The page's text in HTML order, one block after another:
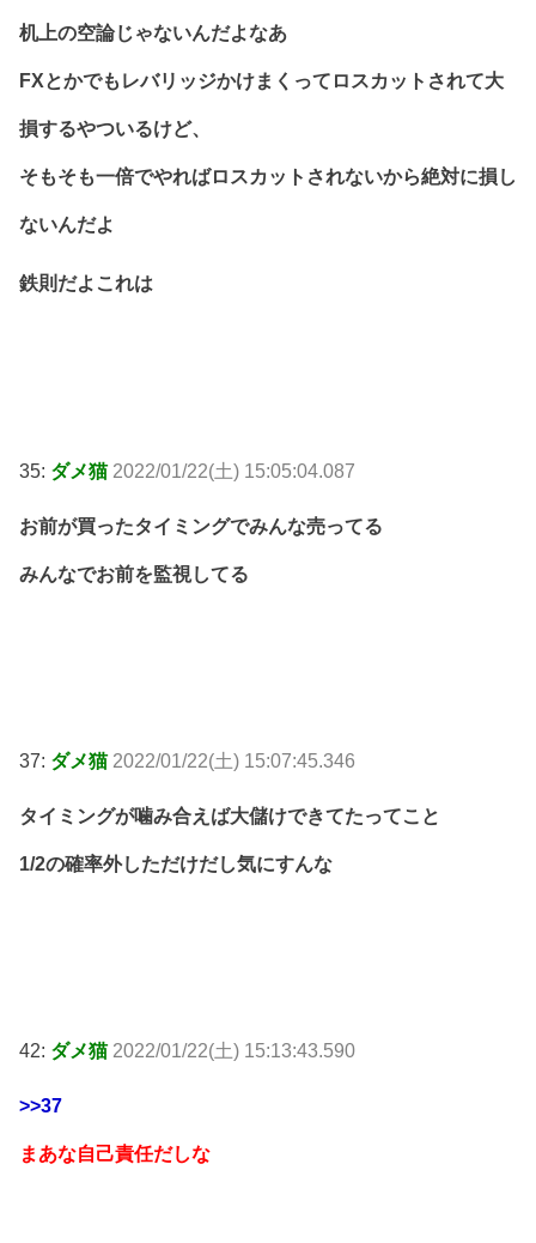
机上の空論じゃないんだよなあ
FXとかでもレバリッジかけまくってロスカットされて大
損するやついるけど、
そもそも一倍でやればロスカットされないから絶対に損し
ないんだよ
鉄則だよこれは
35: ダメ猫 2022/01/22(土) 15:05:04.087
お前が買ったタイミングでみんな売ってる
みんなでお前を監視してる
37: ダメ猫 2022/01/22(土) 15:07:45.346
タイミングが噛み合えば大儲けできてたってこと
1/2の確率外しただけだし気にすんな
42: ダメ猫 2022/01/22(土) 15:13:43.590
>>37
まあな自己責任だしな